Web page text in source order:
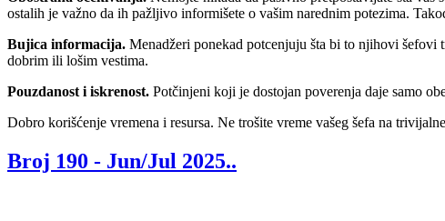
ostalih je važno da ih pažljivo informišete o vašim narednim potezima.
Bujica informacija. Menadžeri ponekad potcenjuju šta bi to njihovi šefovi
dobrim ili lošim vestima.
Pouzdanost i iskrenost. Potčinjeni koji je dostojan poverenja daje samo
Dobro korišćenje vremena i resursa. Ne trošite vreme vašeg šefa na
Broj 190 - Jun/Jul 2025..